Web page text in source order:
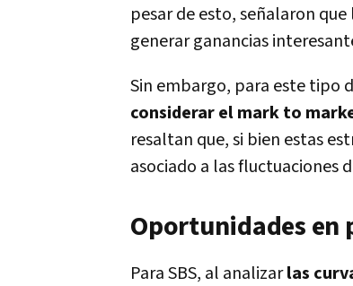
pesar de esto, señalaron
generar ganancias
Sin embargo, para este tipo
considerar el mark to
resaltan que, si bien estas
asociado a las fluctuaciones
Oportunidades en
Para SBS, al analizarlas